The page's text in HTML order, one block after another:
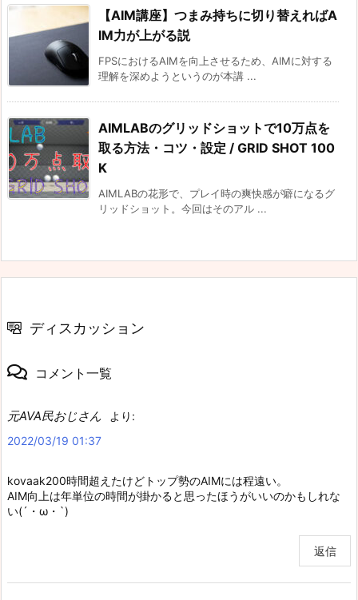
【AIM講座】つまみ持ちに切り替えればA
IM力が上がる説
FPSにおけるAIMを向上させるため、AIMに対する
理解を深めようというのが本講 ...
AIMLABのグリッドショットで10万点を
取る方法・コツ・設定 / GRID SHOT 100
K
AIMLABの花形で、プレイ時の爽快感が癖になるグ
リッドショット。今回はそのアル ...
ディスカッション
コメント一覧
元AVA民おじさん
より:
2022/03/19 01:37
kovaak200時間超えたけどトップ勢のAIMには程遠い。
AIM向上は年単位の時間が掛かると思ったほうがいいのかもしれな
い(´・ω・`)
返信